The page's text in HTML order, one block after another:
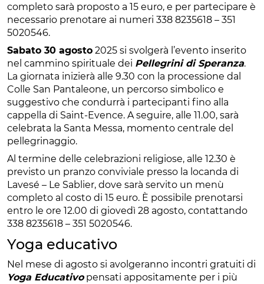
completo sarà proposto a 15 euro, e per partecipare è
necessario prenotare ai numeri 338 8235618 – 351
5020546.
Sabato 30 agosto 2025 si svolgerà l’evento inserito
nel cammino spirituale dei Pellegrini di Speranza.
La giornata inizierà alle 9.30 con la processione dal
Colle San Pantaleone, un percorso simbolico e
suggestivo che condurrà i partecipanti fino alla
cappella di Saint-Evence. A seguire, alle 11.00, sarà
celebrata la Santa Messa, momento centrale del
pellegrinaggio.
Al termine delle celebrazioni religiose, alle 12.30 è
previsto un pranzo conviviale presso la locanda di
Lavesé – Le Sablier, dove sarà servito un menù
completo al costo di 15 euro. È possibile prenotarsi
entro le ore 12.00 di giovedì 28 agosto, contattando
338 8235618 – 351 5020546.
Yoga educativo
Nel mese di agosto si avolgeranno incontri gratuiti di
Yoga Educativopensati appositamente per i più